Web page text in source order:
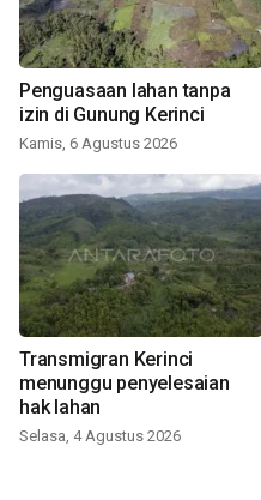
Penguasaan lahan tanpa
izin di Gunung Kerinci
Kamis, 6 Agustus 2026
Transmigran Kerinci
menunggu penyelesaian
hak lahan
Selasa, 4 Agustus 2026